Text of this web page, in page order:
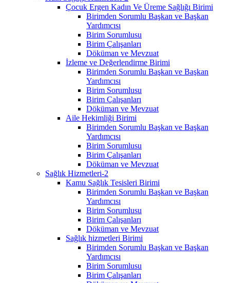
Çocuk Ergen Kadın Ve Üreme Sağlığı Birimi
Birimden Sorumlu Başkan ve Başkan
Yardımcısı
Birim Sorumlusu
Birim Çalışanları
Döküman ve Mevzuat
İzleme ve Değerlendirme Birimi
Birimden Sorumlu Başkan ve Başkan
Yardımcısı
Birim Sorumlusu
Birim Çalışanları
Döküman ve Mevzuat
Aile Hekimliği Birimi
Birimden Sorumlu Başkan ve Başkan
Yardımcısı
Birim Sorumlusu
Birim Çalışanları
Döküman ve Mevzuat
Sağlık Hizmetleri-2
Kamu Sağlık Tesisleri Birimi
Birimden Sorumlu Başkan ve Başkan
Yardımcısı
Birim Sorumlusu
Birim Çalışanları
Döküman ve Mevzuat
Sağlık hizmetleri Birimi
Birimden Sorumlu Başkan ve Başkan
Yardımcısı
Birim Sorumlusu
Birim Çalışanları